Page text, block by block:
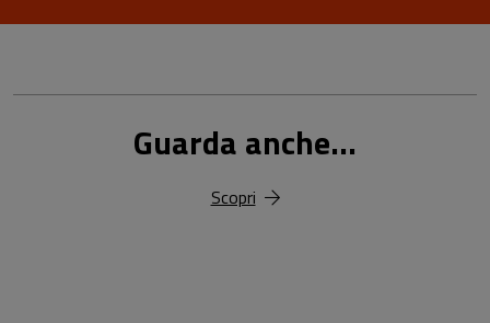
Guarda anche...
Scopri